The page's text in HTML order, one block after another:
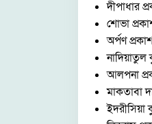
মক্তব
উচ্চতর
দীপাধার
শোভা
অর্পণ
আলপনা
মাকতাবা
ইদরীসিয়া